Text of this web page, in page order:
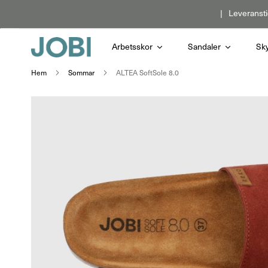
innehållet
Arbetsskor Sandaler
Hem Sommar ALTEA SoftSole 8.0